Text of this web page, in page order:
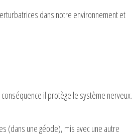
dans notre environnement et
il protège le système nerveux.
(dans une géode), mis avec une autre